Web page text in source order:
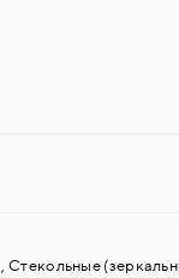
Стекольные